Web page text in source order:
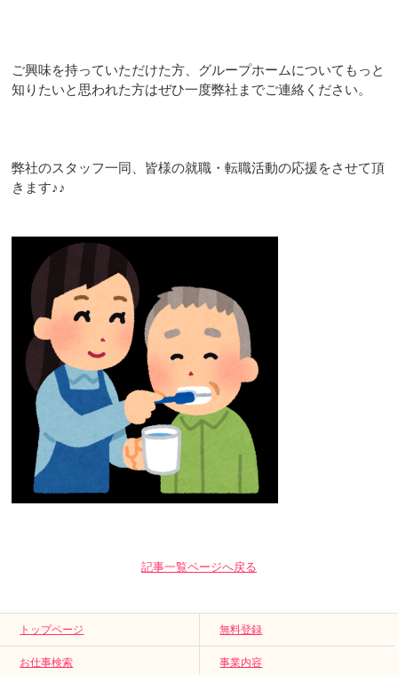
ご興味を持っていただけた方、グループホームについてもっと
知りたいと思われた方はぜひ一度弊社までご連絡ください。
弊社のスタッフ一同、皆様の就職・転職活動の応援をさせて頂
きます♪♪
記事一覧ページへ戻る
トップページ 無料登録
お仕事検索 事業内容